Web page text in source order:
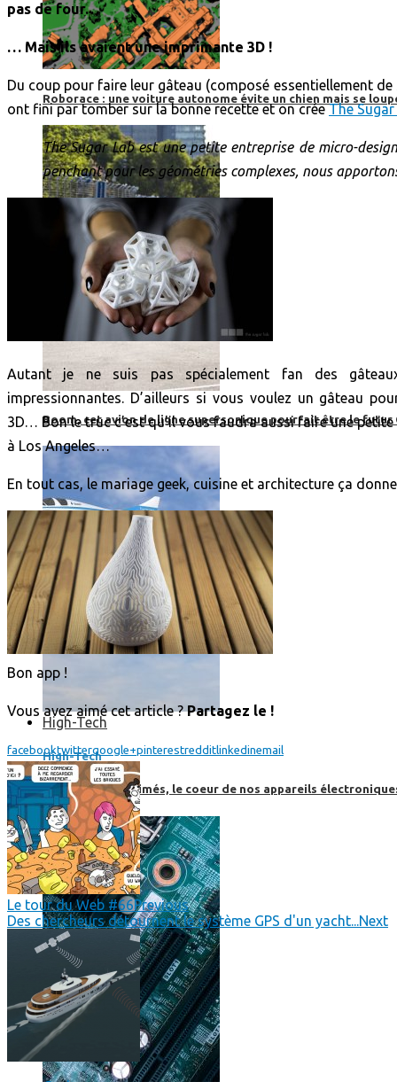
Roborace : une voiture autonome évite un chien mais se
Boom, cet avion de ligne supersonique pourrait être le futur
High-Tech
High-Tech
Les circuits imprimés, le coeur de nos appareils
pas de four…
… Mais ils avaient une imprimante 3D !
Du coup pour faire leur gâteau (composé essentiellement
ont fini par tomber sur la bonne recette et on créeThe Sugar
The Sugar Lab est une petite entreprise de micro-
penchant pour les géométries complexes, nous
Autant je ne suis pas spécialement fan des
impressionnantes. D’ailleurs si vous voulez un gâteau
3D… Bon le truc c’est qu’il vous faudra aussi faire une
à Los Angeles…
En tout cas, le mariage geek, cuisine et architecture ça
Bon app !
Vous avez aimé cet article ?Partagez le !
facebooktwittergoogle+pinterestredditlinkedinemail
Le tour du Web #66Previous
Des chercheurs détournent le système GPS d'un yacht...Next